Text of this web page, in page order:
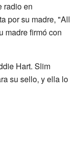
radio en
por su madre, "All
madre firmó con
Hart. Slim
su sello, y ella lo